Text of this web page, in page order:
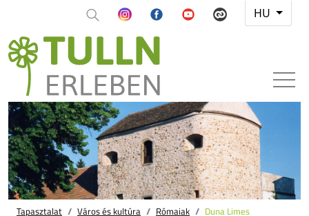
HU
Tapasztalat Város és kultúra Rómaiak Duna Limes